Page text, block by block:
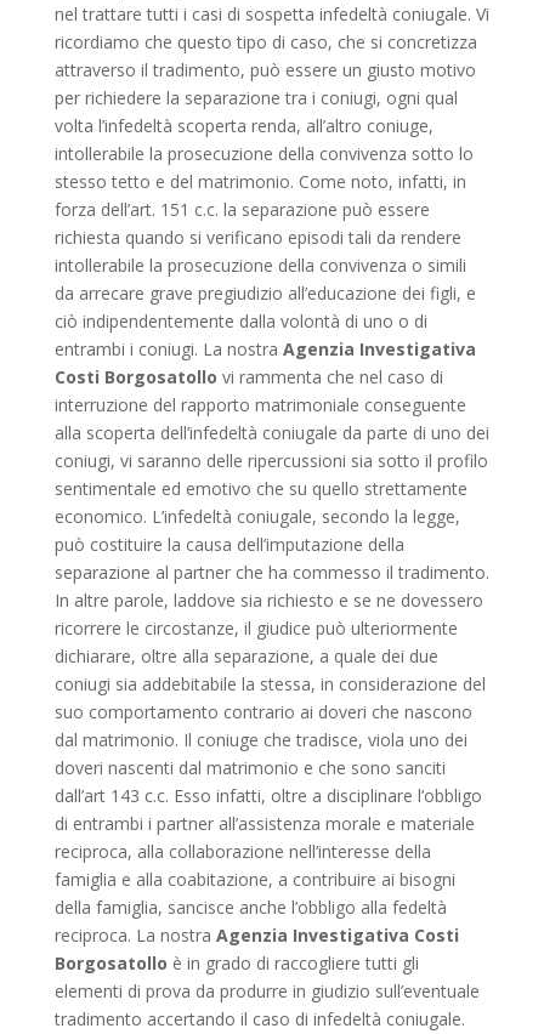
nel trattare tutti i casi di sospetta infedeltà coniugale. Vi
ricordiamo che questo tipo di caso, che si concretizza
attraverso il tradimento, può essere un giusto motivo
per richiedere la separazione tra i coniugi, ogni qual
volta l’infedeltà scoperta renda, all’altro coniuge,
intollerabile la prosecuzione della convivenza sotto lo
stesso tetto e del matrimonio. Come noto, infatti, in
forza dell’art. 151 c.c. la separazione può essere
richiesta quando si verificano episodi tali da rendere
intollerabile la prosecuzione della convivenza o simili
da arrecare grave pregiudizio all’educazione dei figli, e
ciò indipendentemente dalla volontà di uno o di
entrambi i coniugi. La nostra Agenzia Investigativa
Costi Borgosatollo vi rammenta che nel caso di
interruzione del rapporto matrimoniale conseguente
alla scoperta dell’infedeltà coniugale da parte di uno dei
coniugi, vi saranno delle ripercussioni sia sotto il profilo
sentimentale ed emotivo che su quello strettamente
economico. L’infedeltà coniugale, secondo la legge,
può costituire la causa dell’imputazione della
separazione al partner che ha commesso il tradimento.
In altre parole, laddove sia richiesto e se ne dovessero
ricorrere le circostanze, il giudice può ulteriormente
dichiarare, oltre alla separazione, a quale dei due
coniugi sia addebitabile la stessa, in considerazione del
suo comportamento contrario ai doveri che nascono
dal matrimonio. Il coniuge che tradisce, viola uno dei
doveri nascenti dal matrimonio e che sono sanciti
dall’art 143 c.c. Esso infatti, oltre a disciplinare l’obbligo
di entrambi i partner all’assistenza morale e materiale
reciproca, alla collaborazione nell’interesse della
famiglia e alla coabitazione, a contribuire ai bisogni
della famiglia, sancisce anche l’obbligo alla fedeltà
reciproca. La nostra Agenzia Investigativa Costi
Borgosatollo è in grado di raccogliere tutti gli
elementi di prova da produrre in giudizio sull’eventuale
tradimento accertando il caso di infedeltà coniugale.